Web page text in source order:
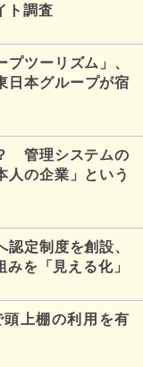
ト調査
プツーリズム」、
日本グループが宿
管理システムの
人の企業」という
定制度を創設、
を「見える化」
上棚の利用を有